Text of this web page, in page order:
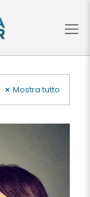
Mostra tutto